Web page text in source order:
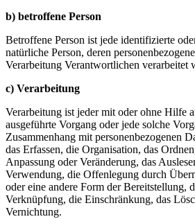
b) betroffene Person
Betroffene Person ist jede identifizierte
natürliche Person, deren
Verarbeitung Verantwortlichen verarbeitet
c) Verarbeitung
Verarbeitung ist jeder mit oder ohne Hilfe
ausgeführte Vorgang oder jede solche
Zusammenhang mit personenbezogenen
das Erfassen, die Organisation, das
Anpassung oder Veränderung, das
Verwendung, die Offenlegung durch
oder eine andere Form der Bereitstellung,
Verknüpfung, die Einschränkung, das
Vernichtung.